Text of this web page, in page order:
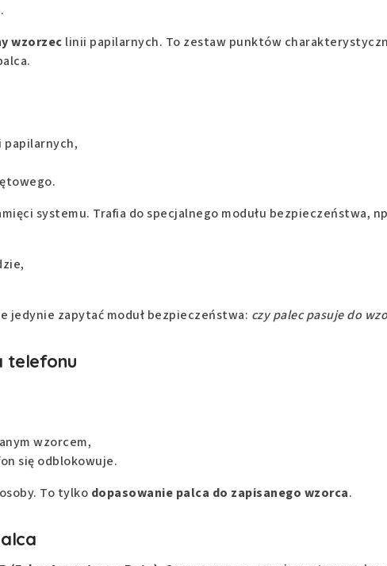
wzorzec linii papilarnych. To zestaw punktów
systemu. Trafia do specjalnego modułu bezpieczeństwa,
jedynie zapytać moduł bezpieczeństwa: czy palec pasuje do
telefonu
wzorcem,
się odblokowuje.
To tylko dopasowanie palca do zapisanego wzorca.